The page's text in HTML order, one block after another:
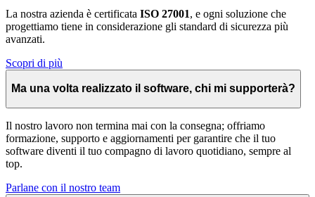
La nostra azienda è certificata ISO 27001, e ogni soluzione che
progettiamo tiene in considerazione gli standard di sicurezza più
avanzati.
Scopri di più
Ma una volta realizzato il software, chi mi supporterà?
Il nostro lavoro non termina mai con la consegna; offriamo
formazione, supporto e aggiornamenti per garantire che il tuo
software diventi il tuo compagno di lavoro quotidiano, sempre al
top.
Parlane con il nostro team